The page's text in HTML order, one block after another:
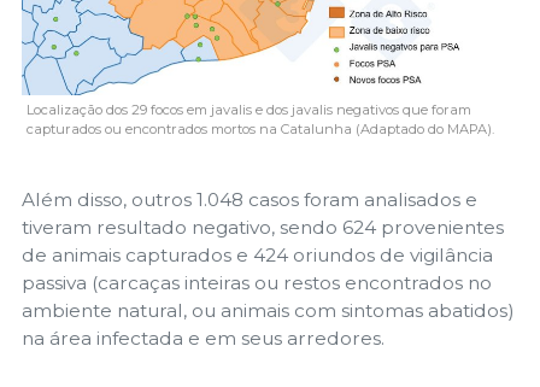
Localização dos 29 focos em javalis e dos javalis negativos que foram
capturados ou encontrados mortos na Catalunha (Adaptado do MAPA).
Além disso, outros 1.048 casos foram analisados e
tiveram resultado negativo, sendo 624 provenientes
de animais capturados e 424 oriundos de vigilância
passiva (carcaças inteiras ou restos encontrados no
ambiente natural, ou animais com sintomas abatidos)
na área infectada e em seus arredores.